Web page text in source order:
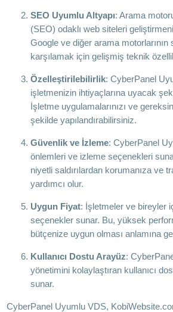
SEO Uyumlu Altyapı: Arama
(SEO) odaklı web siteleri
Google ve diğer arama motorlarının
karşılamak için gelişmiş teknik
Özelleştirilebilirlik: CyberPanel
işletmenizin ihtiyaçlarına uyacak
İşletme uygulamalarınızı ve
şekilde yapılandırabilirsiniz.
Güvenlik ve İzleme: CyberPanel
önlemleri ve izleme seçenekleri
niyetli saldırılardan korumanıza ve
yardımcı olur.
Uygun Fiyat: İşletmeler ve bireyler
seçenekler sunar. Bu, yüksek
bütçenize uygun olması anlamına
Kullanıcı Dostu Arayüz:
yönetimini kolaylaştıran kullanıcı
sunar.
CyberPanel Uyumlu VDS,